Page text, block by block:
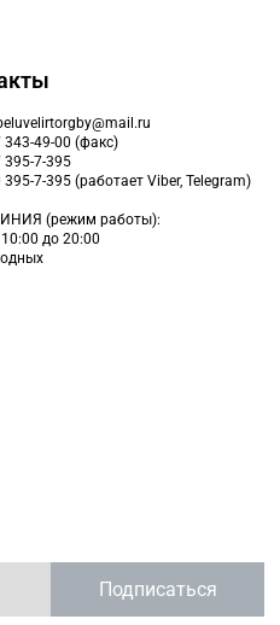
343-49-00 (факс)
395-7-395
7-395 (работает Viber, Telegram)
(режим работы):
10:00 до 20:00
Подписаться